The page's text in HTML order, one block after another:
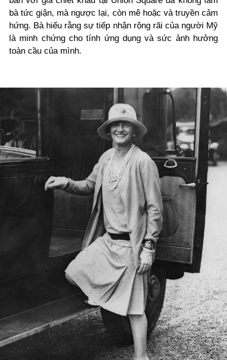
bà tức giận, mà ngược lại, còn mê hoặc và truyền cảm
hứng. Bà hiểu rằng sự tiếp nhận rộng rãi của người Mỹ
là minh chứng cho tính ứng dụng và sức ảnh hưởng
toàn cầu của mình.